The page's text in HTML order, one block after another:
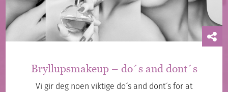
Bryllupsmakeup – do´s and dont´s
Vi gir deg noen viktige do´s and dont´s for at